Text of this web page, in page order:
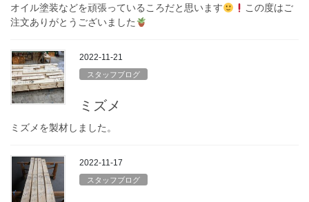
オイル塗装などを頑張っているころだと思います
この度はご
注文ありがとうございました
2022-11-21
スタッフブログ
ミズメ
ミズメを製材しました。
2022-11-17
スタッフブログ